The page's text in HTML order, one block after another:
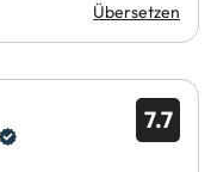
Übersetzen
7.7